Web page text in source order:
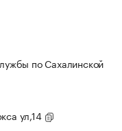
по Сахалинской
ул,14